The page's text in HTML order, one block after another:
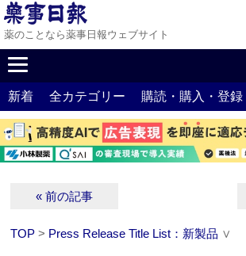
薬のことなら薬事日報ウェブサイト
新着 全カテゴリー 購読・購入・登録
« 前の記事
TOP > Press Release Title List：新製品 ∨